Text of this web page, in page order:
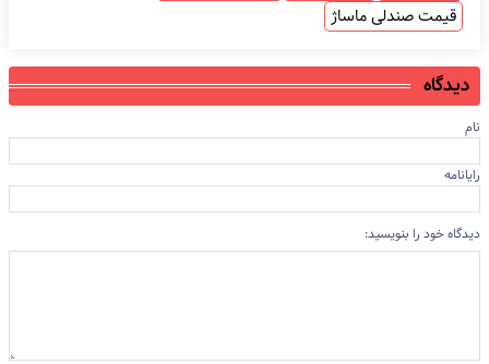
قیمت صندلی ماساژ
دیدگاه
نام
رایانامه
دیدگاه خود را بنویسید: